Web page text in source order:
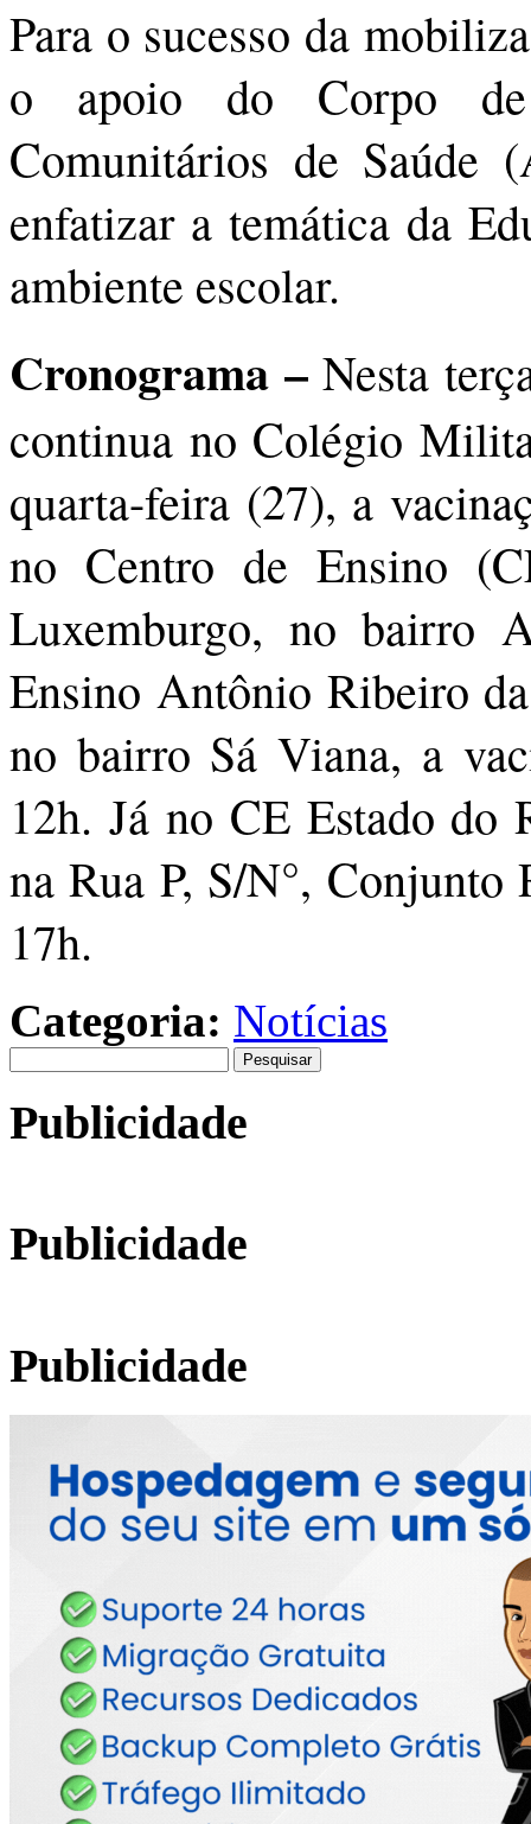
Para o sucesso da
o apoio do Corpo
Comunitários de Saúde
enfatizar a temática da
ambiente escolar.
Cronograma –Nesta
continua no Colégio
quarta-feira (27), a
no Centro de Ensino
Luxemburgo, no bairro
Ensino Antônio Ribeiro
no bairro Sá Viana, a
12h. Já no CE Estado
na Rua P, S/N°, Conjunto
17h.
Categoria: Notícias
por:
Publicidade
Publicidade
Publicidade